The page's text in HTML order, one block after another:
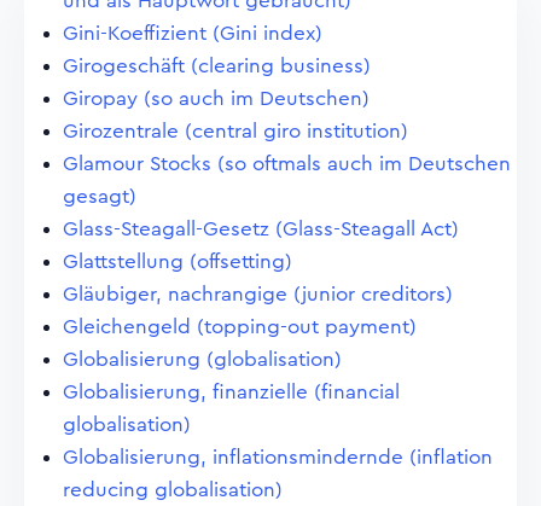
Gini-Koeffizient (Gini index)
Girogeschäft (clearing business)
Giropay (so auch im Deutschen)
Girozentrale (central giro institution)
Glamour Stocks (so oftmals auch im Deutschen
gesagt)
Glass-Steagall-Gesetz (Glass-Steagall Act)
Glattstellung (offsetting)
Gläubiger, nachrangige (junior creditors)
Gleichengeld (topping-out payment)
Globalisierung (globalisation)
Globalisierung, finanzielle (financial
globalisation)
Globalisierung, inflationsmindernde (inflation
reducing globalisation)